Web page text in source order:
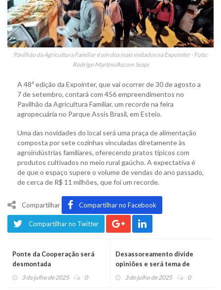
Pavilhão da Agricultura Familiar é um dos mais visitados na Expointer - Foto:
Rodrigo Martins/Ascom Seapi
A 48ª edição da Expointer, que vai ocorrer de 30 de agosto a
7 de setembro, contará com 456 empreendimentos no
Pavilhão da Agricultura Familiar, um recorde na feira
agropecuária no Parque Assis Brasil, em Esteio.
Uma das novidades do local será uma praça de alimentação
composta por sete cozinhas vinculadas diretamente às
agroindústrias familiares, oferecendo pratos típicos com
produtos cultivados no meio rural gaúcho. A expectativa é
de que o espaço supere o volume de vendas do ano passado,
de cerca de R$ 11 milhões, que foi um recorde.
Compartilhar Compartilhar no Facebook
Compartilhar no Twitter
Ponte da Cooperação será
desmontada
3 de julho de 2025 0
Desassoreamento divide
opiniões e será tema de
audiência pública
3 de julho de 2025 0